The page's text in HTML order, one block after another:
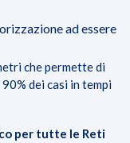
ad essere
che permette di
dei casi in tempi
per tutte le Reti